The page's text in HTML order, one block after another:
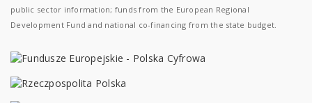
public sector information; funds from the European Regional
Development Fund and national co-financing from the state budget.